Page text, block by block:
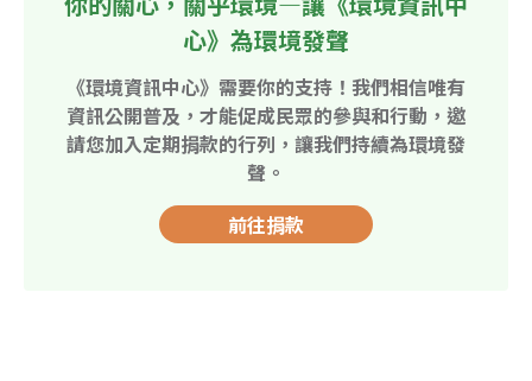
心》為環境發聲
《環境資訊中心》需要你的支持！我們相信唯有
資訊公開普及，才能促成民眾的參與和行動，邀
請您加入定期捐款的行列，讓我們持續為環境發
聲。
前往捐款